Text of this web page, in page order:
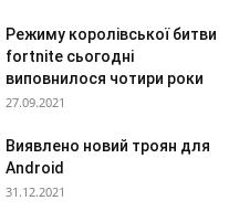
Режиму королівської битви
fortnite сьогодні
виповнилося чотири роки
27.09.2021
Виявлено новий троян для
Android
31.12.2021